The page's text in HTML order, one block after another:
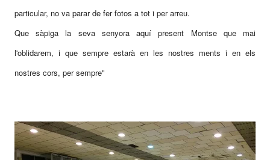
particular, no va parar de fer fotos a tot i per arreu.
Que sàpiga la seva senyora aquí present Montse que mai
l'oblidarem, i que sempre estarà en les nostres ments i en els
nostres cors, per sempre"